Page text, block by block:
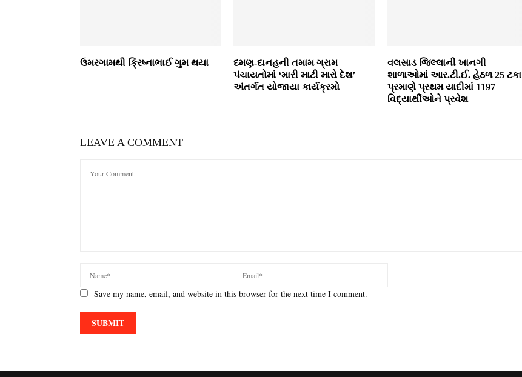
ઉમરગામથી ક્રિષ્‍નાભાઈ ગુમ થયા
દમણ-દાનહની તમામ ગ્રામ
પંચાયતોમાં ‘મારી માટી મારો દેશ’
અંતર્ગત યોજાયા કાર્યક્રમો
વલસાડ જિલ્લાની ખાનગી
શાળાઓમાં આર.ટી.ઈ. હેઠળ 25 ટકા
પ્રમાણે પ્રથમ યાદીમાં 1197
વિદ્યાર્થીઓને પ્રવેશ
LEAVE A COMMENT
Save my name, email, and website in this browser for the next time I comment.